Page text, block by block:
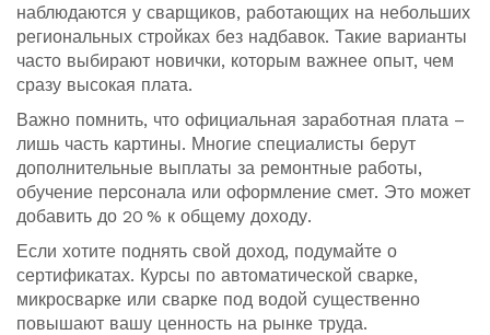
наблюдаются у сварщиков, работающих на небольших
региональных стройках без надбавок. Такие варианты
часто выбирают новички, которым важнее опыт, чем
сразу высокая плата.
Важно помнить, что официальная заработная плата –
лишь часть картины. Многие специалисты берут
дополнительные выплаты за ремонтные работы,
обучение персонала или оформление смет. Это может
добавить до 20 % к общему доходу.
Если хотите поднять свой доход, подумайте о
сертификатах. Курсы по автоматической сварке,
микросварке или сварке под водой существенно
повышают вашу ценность на рынке труда.